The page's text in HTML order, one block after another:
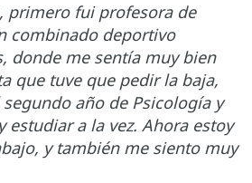
primero fui profesora de
combinado deportivo
donde me sentía muy bien
que tuve que pedir la baja,
año de Psicología y
estudiar a la vez. Ahora estoy
y también me siento muy